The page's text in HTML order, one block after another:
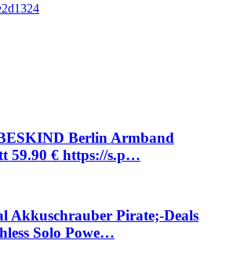
Berlin Armband
59.90 € https://s.p…
Akkuschrauber Pirate;-Deals
Solo Powe…